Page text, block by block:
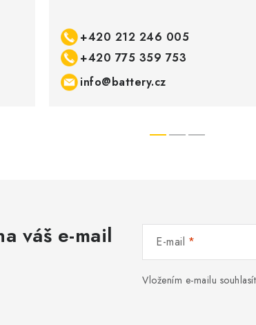
+420 212 246 005
+420 775 359 753
info@battery.cz
váš e-mail E-mail
Vložením e-mailu